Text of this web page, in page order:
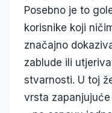
Posebno je to
korisnike koji
značajno
zablude ili
stvarnosti. U toj
vrsta